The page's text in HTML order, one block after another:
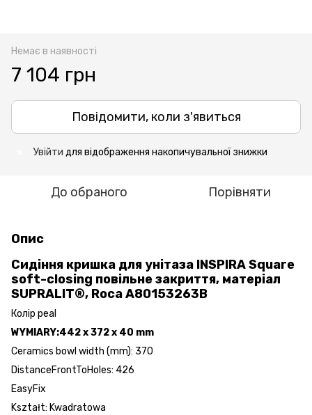
Немає в наявності
7 104 грн
Повідомити, коли з'явиться
Увійти для відображення накопичувальної знижки
До обраного Порівняти
Опис
Сидіння кришка для унітаза INSPIRA Square
soft-closing повільне закриття, матеріал
SUPRALIT®, RocaA80153263B
Колір peal
WYMIARY:442 x 372 x 40 mm
Ceramics bowl width (mm): 370
DistanceFrontToHoles: 426
EasyFix
Kształt: Kwadratowa